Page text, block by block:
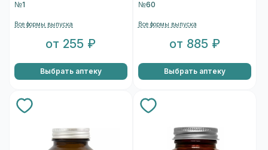
№1
Все формы выпуска
от 255 ₽
Выбрать аптеку
№60
Все формы выпуска
от 885 ₽
Выбрать аптеку